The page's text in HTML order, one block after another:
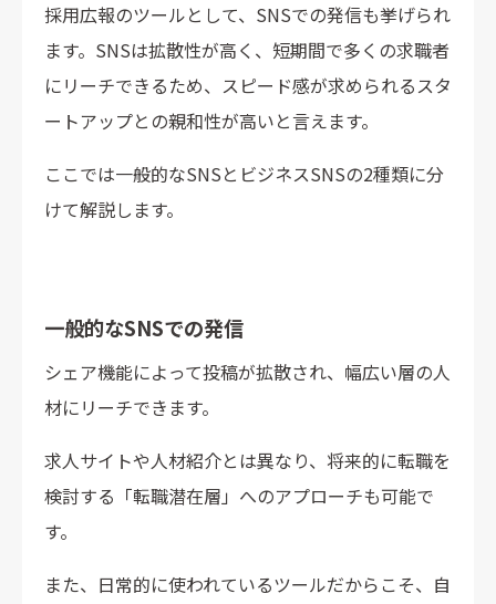
採用広報のツールとして、SNSでの発信も挙げられ
ます。SNSは拡散性が高く、短期間で多くの求職者
にリーチできるため、スピード感が求められるスタ
ートアップとの親和性が高いと言えます。
ここでは一般的なSNSとビジネスSNSの2種類に分
けて解説します。
一般的なSNSでの発信
シェア機能によって投稿が拡散され、幅広い層の人
材にリーチできます。
求人サイトや人材紹介とは異なり、将来的に転職を
検討する「転職潜在層」へのアプローチも可能で
す。
また、日常的に使われているツールだからこそ、自